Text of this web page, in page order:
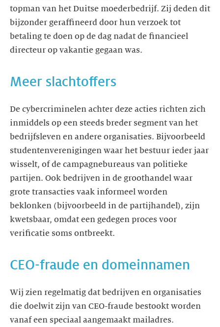
topman van het Duitse moederbedrijf. Zij deden dit
bijzonder geraffineerd door hun verzoek tot
betaling te doen op de dag nadat de financieel
directeur op vakantie gegaan was.
Meer slachtoffers
De cybercriminelen achter deze acties richten zich
inmiddels op een steeds breder segment van het
bedrijfsleven en andere organisaties. Bijvoorbeeld
studentenverenigingen waar het bestuur ieder jaar
wisselt, of de campagnebureaus van politieke
partijen. Ook bedrijven in de groothandel waar
grote transacties vaak informeel worden
beklonken (bijvoorbeeld in de partijhandel), zijn
kwetsbaar, omdat een gedegen proces voor
verificatie soms ontbreekt.
CEO-fraude en domeinnamen
Wij zien regelmatig dat bedrijven en organisaties
die doelwit zijn van CEO-fraude bestookt worden
vanaf een speciaal aangemaakt mailadres.